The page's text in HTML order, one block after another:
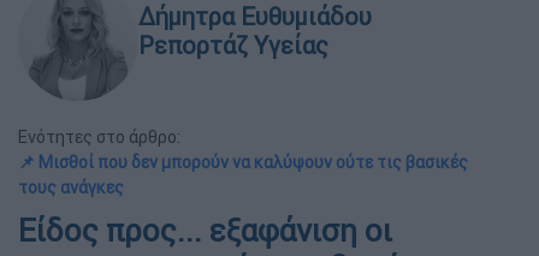
Δήμητρα Ευθυμιάδου
Ρεπορτάζ Υγείας
Ενότητες στο άρθρο:
📌 Μισθοί που δεν μπορούν να καλύψουν ούτε τις βασικές
τους ανάγκες
Είδος προς... εξαφάνιση οι